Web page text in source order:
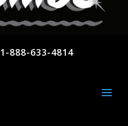
1-888-633-4814